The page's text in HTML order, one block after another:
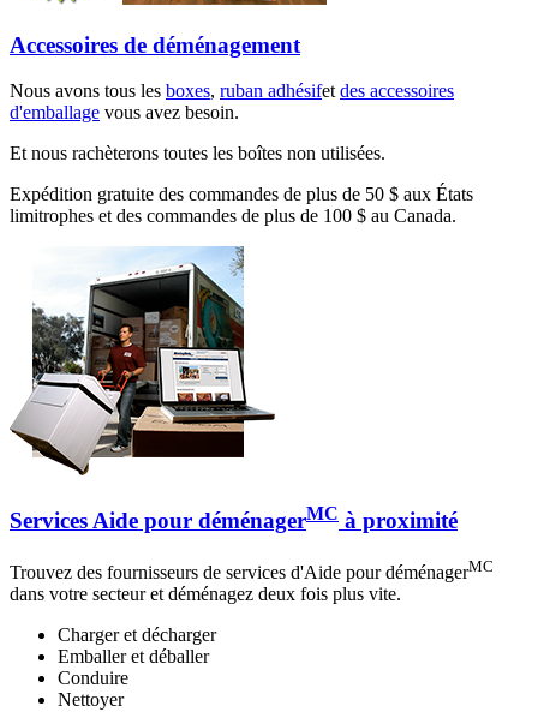
Accessoires de déménagement
Nous avons tous les boxes, ruban adhésifet des accessoires
d'emballage vous avez besoin.
Et nous rachèterons toutes les boîtes non utilisées.
Expédition gratuite des commandes de plus de 50 $ aux États
limitrophes et des commandes de plus de 100 $ au Canada.
Services Aide pour déménagerMC à proximité
Trouvez des fournisseurs de services d'Aide pour déménagerMC
dans votre secteur et déménagez deux fois plus vite.
Charger et décharger
Emballer et déballer
Conduire
Nettoyer